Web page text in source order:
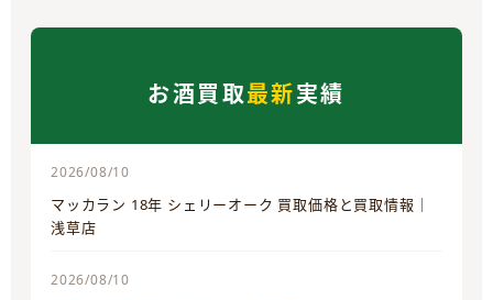
お酒買取最新実績
2026/08/10
マッカラン 18年 シェリーオーク 買取価格と買取情報｜
浅草店
2026/08/10